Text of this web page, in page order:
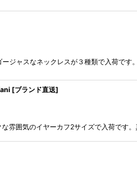
ジャスなネックレスが３種類で入荷で
[ブランド直送]
雰囲気のイヤーカフ2サイズで入荷です